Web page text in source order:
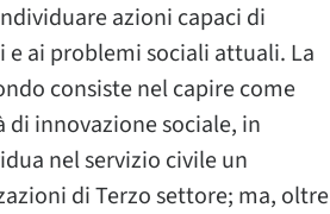
azioni capaci di
ai problemi sociali attuali. La
consiste nel capire come
innovazione sociale, in
nel servizio civile un
di Terzo settore; ma, oltre